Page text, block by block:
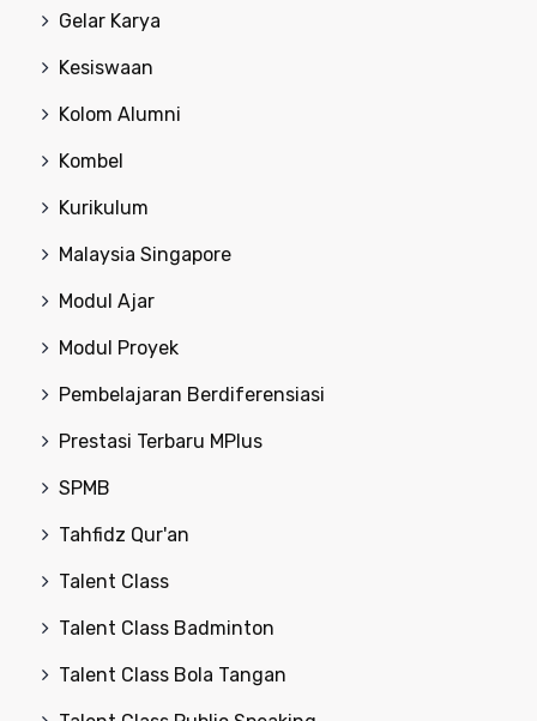
Gelar Karya
Kesiswaan
Kolom Alumni
Kombel
Kurikulum
Malaysia Singapore
Modul Ajar
Modul Proyek
Pembelajaran Berdiferensiasi
Prestasi Terbaru MPlus
SPMB
Tahfidz Qur'an
Talent Class
Talent Class Badminton
Talent Class Bola Tangan